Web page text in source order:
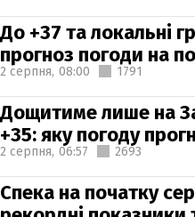
До +37 та локальні
прогноз погоди на
2 серпня, 08:00 1791
Дощитиме лише на
+35: яку погоду
2 серпня, 06:57 2693
Спека на початку